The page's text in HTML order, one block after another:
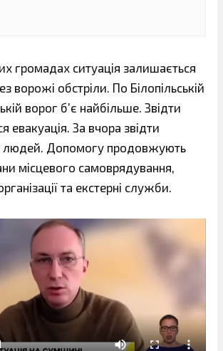
громадах ситуація залишається
ворожі обстріли. По Білопільській
ворог б’є найбільше. Звідти
евакуація. За вчора звідти
людей. Допомогу продовжують
місцевого самоврядування,
та екстерні служби.